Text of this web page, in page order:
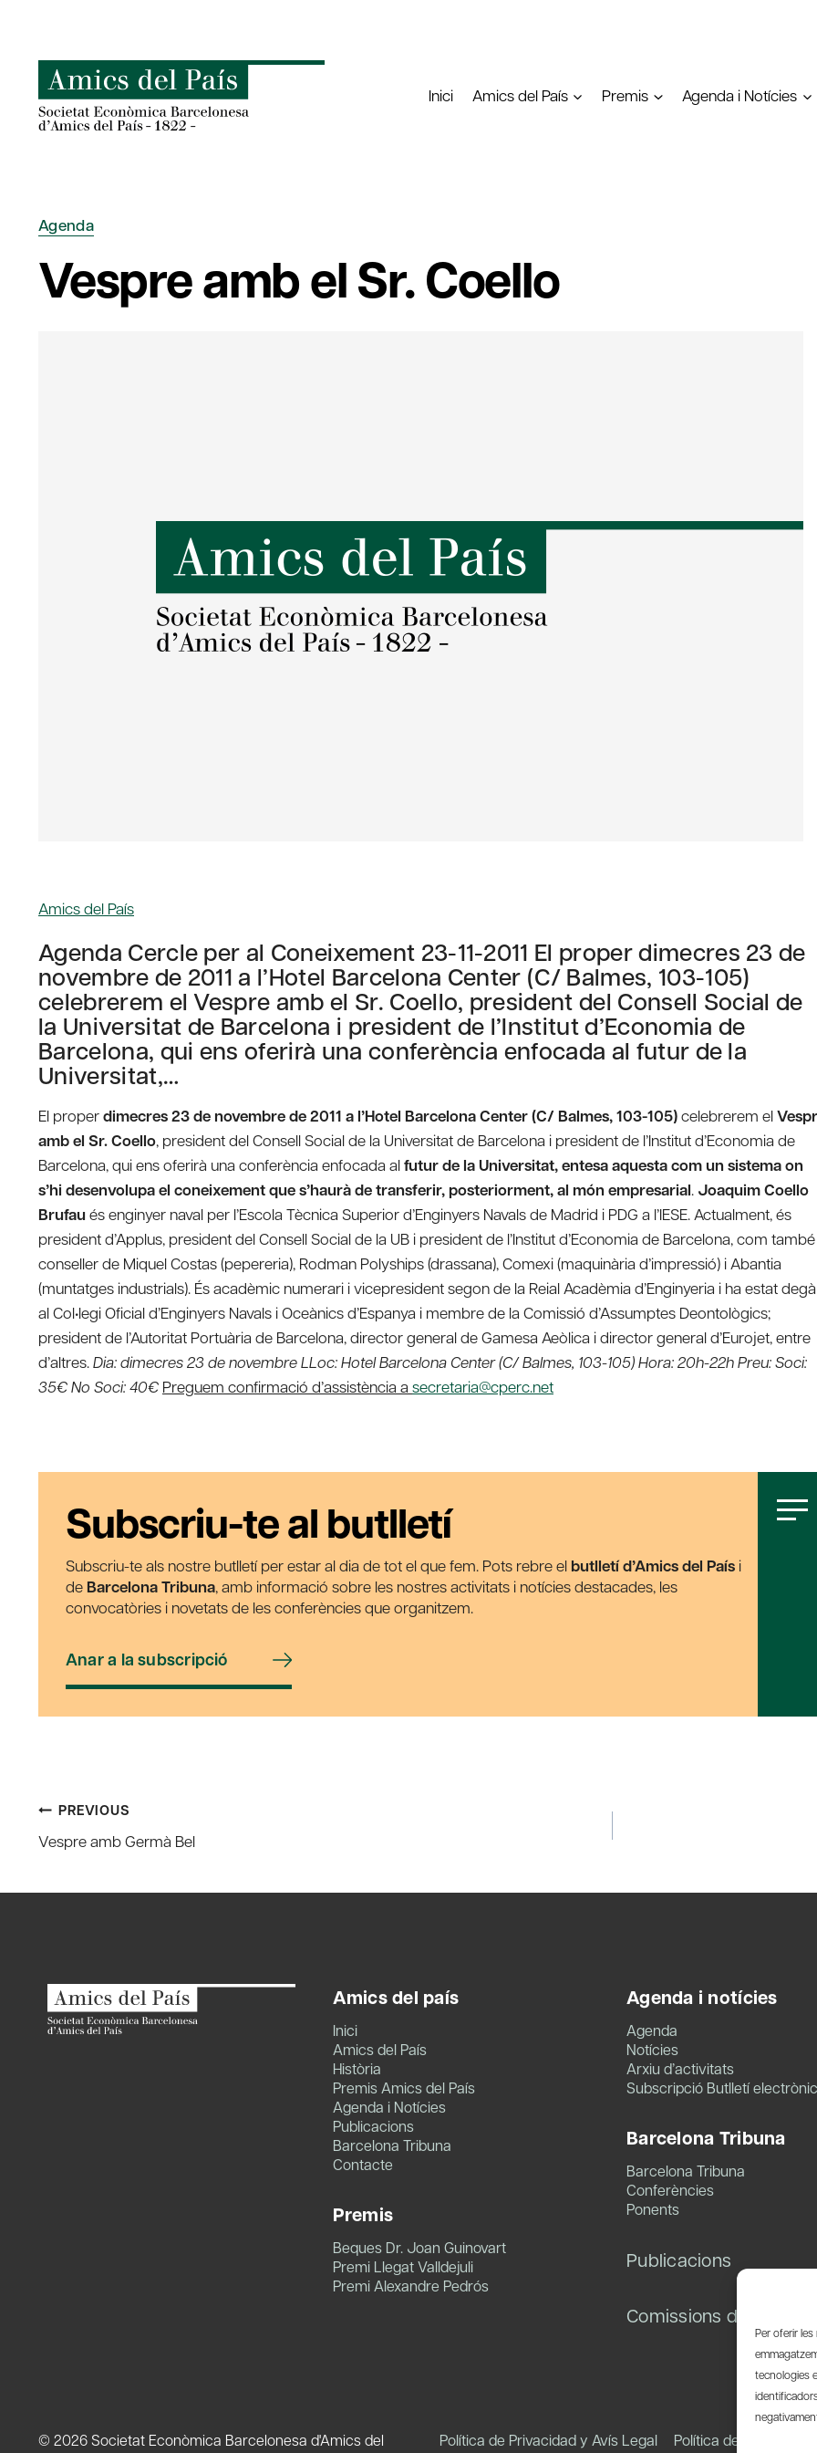
Per oferir
tecnologies
content
Inici
Amics del País Premis Agenda i Notícies
Agenda
Vespre amb el Sr. Coello
Amics del País
Agenda Cercle per al Coneixement 23-11-2011 El proper dimecres 23 de
novembre de 2011 a l’Hotel Barcelona Center (C/ Balmes, 103-105)
celebrerem el Vespre amb el Sr. Coello, president del Consell Social de
la Universitat de Barcelona i president de l’Institut d’Economia de
Barcelona, qui ens oferirà una conferència enfocada al futur de la
Universitat,…
El properdimecres 23 de novembre de 2011 a l’Hotel Barcelona Center (C/ Balmes, 103-105)celebrerem el
amb el Sr. Coello, president del Consell Social de la Universitat de Barcelona i president de l’Institut d’Economia de
Barcelona, qui ens oferirà una conferència enfocada alfutur de la Universitat, entesa aquesta com un sistema on
s’hi desenvolupa el coneixement que s’haurà de transferir, posteriorment, al món empresarial. Joaquim Coello
Brufaués enginyer naval per l’Escola Tècnica Superior d’Enginyers Navals de Madrid i PDG a l’IESE. Actualment, és
president d’Applus, president del Consell Social de la UB i president de l’Institut d’Economia de Barcelona, com també
conseller de Miquel Costas (pepereria), Rodman Polyships (drassana), Comexi (maquinària d’impressió) i Abantia
(muntatges industrials). És acadèmic numerari i vicepresident segon de la Reial Acadèmia d’Enginyeria i ha estat degà
al Col•legi Oficial d’Enginyers Navals i Oceànics d’Espanya i membre de la Comissió d’Assumptes Deontològics;
president de l’Autoritat Portuària de Barcelona, director general de Gamesa Aeòlica i director general d’Eurojet, entre
d’altres.Dia: dimecres 23 de novembre LLoc: Hotel Barcelona Center (C/ Balmes, 103-105) Hora: 20h-22h Preu: Soci:
35€ No Soci: 40€ Preguem confirmació d’assistència a secretaria@cperc.net
Subscriu-te al butlletí
Subscriu-te als nostre butlletí per estar al dia de tot el que fem. Pots rebre el butlletí d’Amics del País i
de Barcelona Tribuna, amb informació sobre les nostres activitats i notícies destacades, les
convocatòries i novetats de les conferències que organitzem.
Anar a la subscripció
Post
navigation
PREVIOUS
Vespre amb Germà Bel
Amics del país
Inici
Amics del País
Història
Premis Amics del País
Agenda i Notícies
Publicacions
Barcelona Tribuna
Contacte
Premis
Beques Dr. Joan Guinovart
Premi Llegat Valldejuli
Premi Alexandre Pedrós
Agenda i notícies
Agenda
Notícies
Arxiu d’activitats
Subscripció Butlletí electrònic
Barcelona Tribuna
Barcelona Tribuna
Conferències
Ponents
Publicacions
Comissions de treball
© 2026 Societat Econòmica Barcelonesa d'Amics del
Política de Privacidad y Avís Legal Política de Cookies